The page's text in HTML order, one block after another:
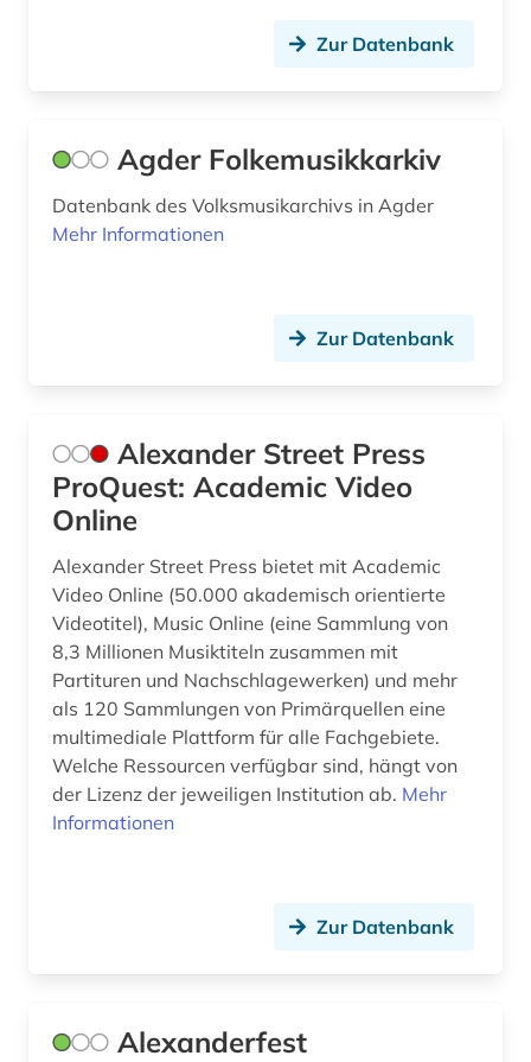
dynastie (1)
dänemark (1)
elektroakustische musik (1)
elektronische zeitschrift (7)
elektronische zeitschrift zeitschriftenaufsatz
(1)
elektronisches buch (25)
england (3)
englisch (5)
Zur Datenbank
Agder Folkemusikkarkiv
Datenbank des Volksmusikarchivs in Agder
Mehr Informationen
Zur Datenbank
Alexander Street Press
ProQuest: Academic Video
Online
Alexander Street Press bietet mit Academic
Video Online (50.000 akademisch orientierte
Videotitel), Music Online (eine Sammlung von
8,3 Millionen Musiktiteln zusammen mit
Partituren und Nachschlagewerken) und mehr
als 120 Sammlungen von Primärquellen eine
multimediale Plattform für alle Fachgebiete.
Welche Ressourcen verfügbar sind, hängt von
der Lizenz der jeweiligen Institution ab. Mehr
Informationen
Zur Datenbank
Alexanderfest